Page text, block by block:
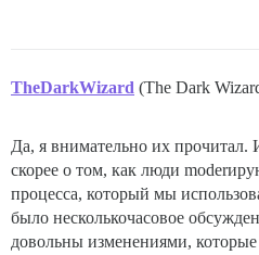
TheDarkWizard (The Dark
Да, я внимательно их прочитал.
скорее о том, как люди
процесса, который мы
было несколькочасовое
довольны изменениями,